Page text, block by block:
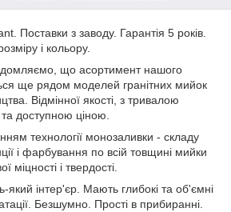
Поставки з заводу. Гарантія 5 років.
і кольору.
що асортимент нашого
ще рядом моделей гранітних мийок
Відмінної якості, з тривалою
доступною ціною.
технології монозаливки - складу
і фарбування по всій товщині мийки
міцності і твердості.
який інтер'єр. Мають глибокі та об'ємні
Безшумно. Прості в прибиранні.